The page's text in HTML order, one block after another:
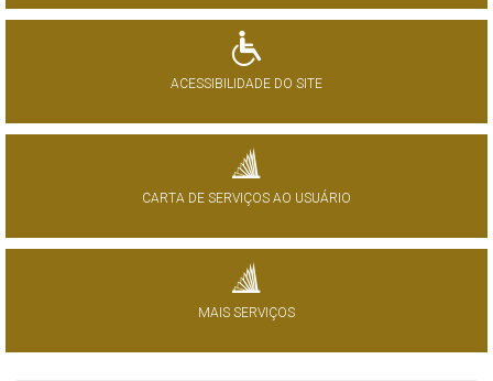
ACESSIBILIDADE DO SITE
CARTA DE SERVIÇOS AO USUÁRIO
MAIS SERVIÇOS